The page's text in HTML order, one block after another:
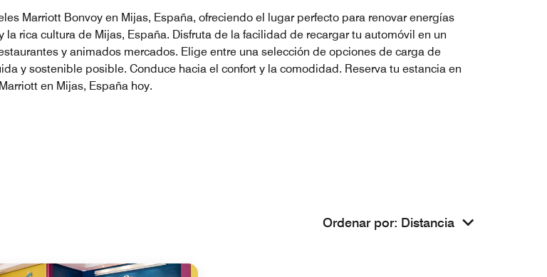
Marriott Bonvoy en Mijas, España, ofreciendo el lugar perfecto para renovar energías
rica cultura de Mijas, España. Disfruta de la facilidad de recargar tu automóvil en un
y animados mercados. Elige entre una selección de opciones de carga de
y sostenible posible. Conduce hacia el confort y la comodidad. Reserva tu estancia en
en Mijas, España hoy.
Ordenar por: Distancia